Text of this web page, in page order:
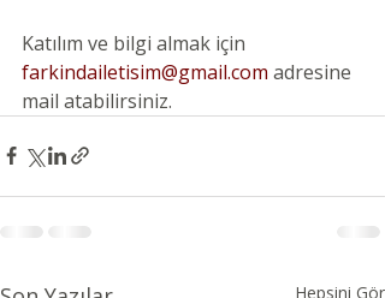
Katılım ve bilgi almak için
farkindailetisim@gmail.com adresine
mail atabilirsiniz.
Hepsini Gör